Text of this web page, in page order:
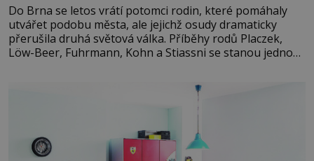
Do Brna se letos vrátí potomci rodin, které pomáhaly
utvářet podobu města, ale jejichž osudy dramaticky
přerušila druhá světová válka. Příběhy rodů Placzek,
Löw-Beer, Fuhrmann, Kohn a Stiassni se stanou jednou
kultury ŠTETL FEST 2026. Některé návraty nejsou
jednoduché. Místa, která si člověk pamatuje z rodinných